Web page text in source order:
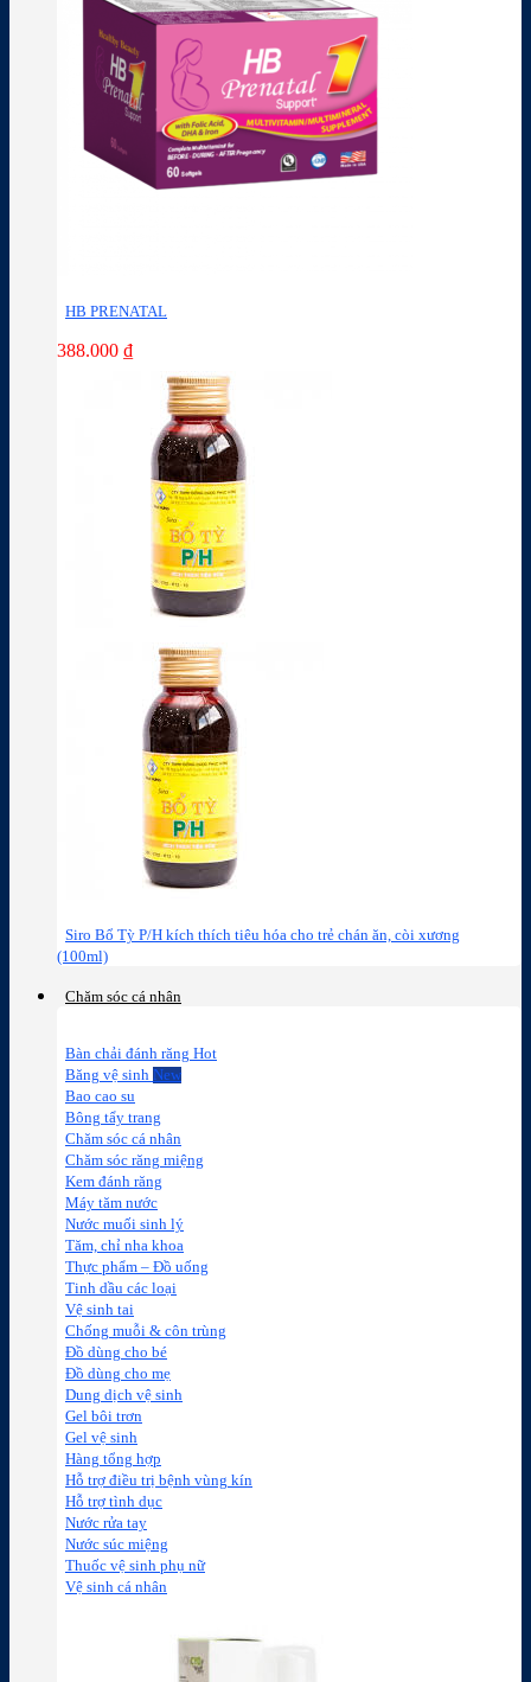
HB PRENATAL
388.000 ₫
Siro Bổ Tỳ P/H kích thích tiêu hóa cho trẻ chán ăn, còi xương
(100ml)
Chăm sóc cá nhân
Bàn chải đánh răng
Băng vệ sinh
Bao cao su
Bông tẩy trang
Chăm sóc cá nhân
Chăm sóc răng miệng
Kem đánh răng
Máy tăm nước
Nước muối sinh lý
Tăm, chỉ nha khoa
Thực phẩm – Đồ uống
Tinh dầu các loại
Vệ sinh tai
Chống muỗi & côn trùng
Đồ dùng cho bé
Đồ dùng cho mẹ
Dung dịch vệ sinh
Gel bôi trơn
Gel vệ sinh
Hàng tổng hợp
Hỗ trợ điều trị bệnh vùng kín
Hỗ trợ tình dục
Nước rửa tay
Nước súc miệng
Thuốc vệ sinh phụ nữ
Vệ sinh cá nhân